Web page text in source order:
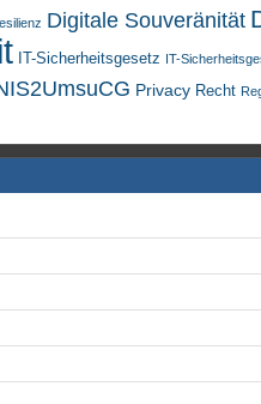
Digitale Souveränität
IT-Sicherheitsgesetz IT-
Privacy Recht